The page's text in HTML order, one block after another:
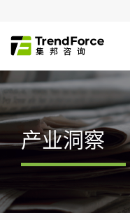
产业洞察